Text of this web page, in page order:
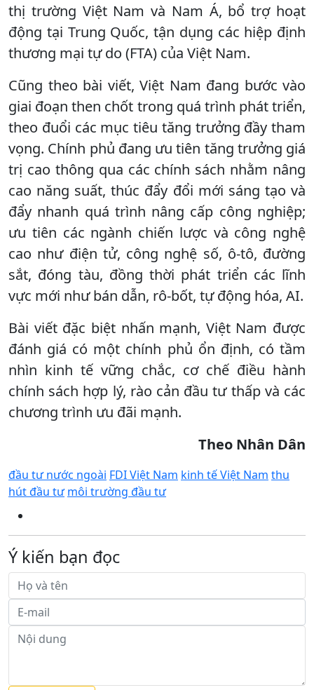
thị trường Việt Nam và Nam Á, bổ trợ hoạt
động tại Trung Quốc, tận dụng các hiệp định
thương mại tự do (FTA) của Việt Nam.
Cũng theo bài viết, Việt Nam đang bước vào
giai đoạn then chốt trong quá trình phát triển,
theo đuổi các mục tiêu tăng trưởng đầy tham
vọng. Chính phủ đang ưu tiên tăng trưởng giá
trị cao thông qua các chính sách nhằm nâng
cao năng suất, thúc đẩy đổi mới sáng tạo và
đẩy nhanh quá trình nâng cấp công nghiệp;
ưu tiên các ngành chiến lược và công nghệ
cao như điện tử, công nghệ số, ô-tô, đường
sắt, đóng tàu, đồng thời phát triển các lĩnh
vực mới như bán dẫn, rô-bốt, tự động hóa, AI.
Bài viết đặc biệt nhấn mạnh, Việt Nam được
đánh giá có một chính phủ ổn định, có tầm
nhìn kinh tế vững chắc, cơ chế điều hành
chính sách hợp lý, rào cản đầu tư thấp và các
chương trình ưu đãi mạnh.
Theo Nhân Dân
đầu tư nước ngoài FDI Việt Nam kinh tế Việt Nam thu
hút đầu tư môi trường đầu tư
Ý kiến bạn đọc